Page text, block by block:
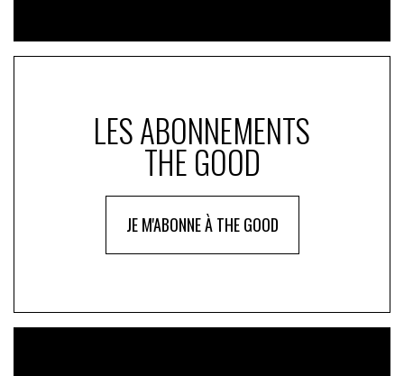
LES ABONNEMENTS
THE GOOD
JE M'ABONNE À THE GOOD